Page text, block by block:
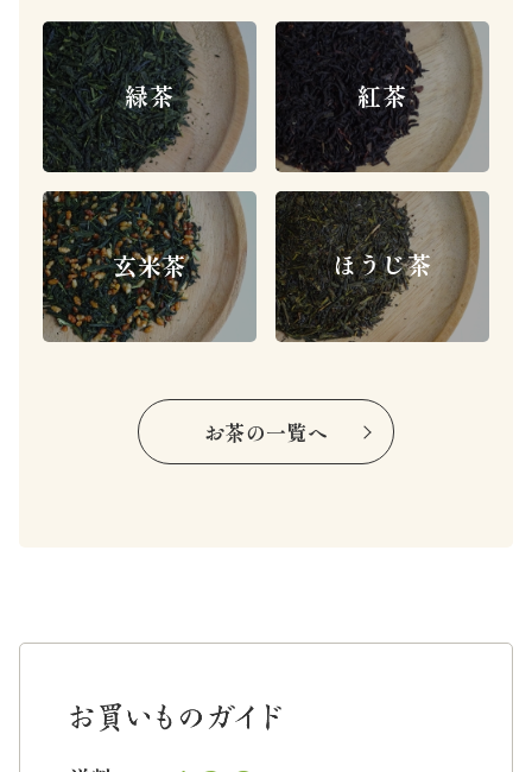
緑茶 紅茶
玄米茶 ほうじ茶
お茶の一覧へ